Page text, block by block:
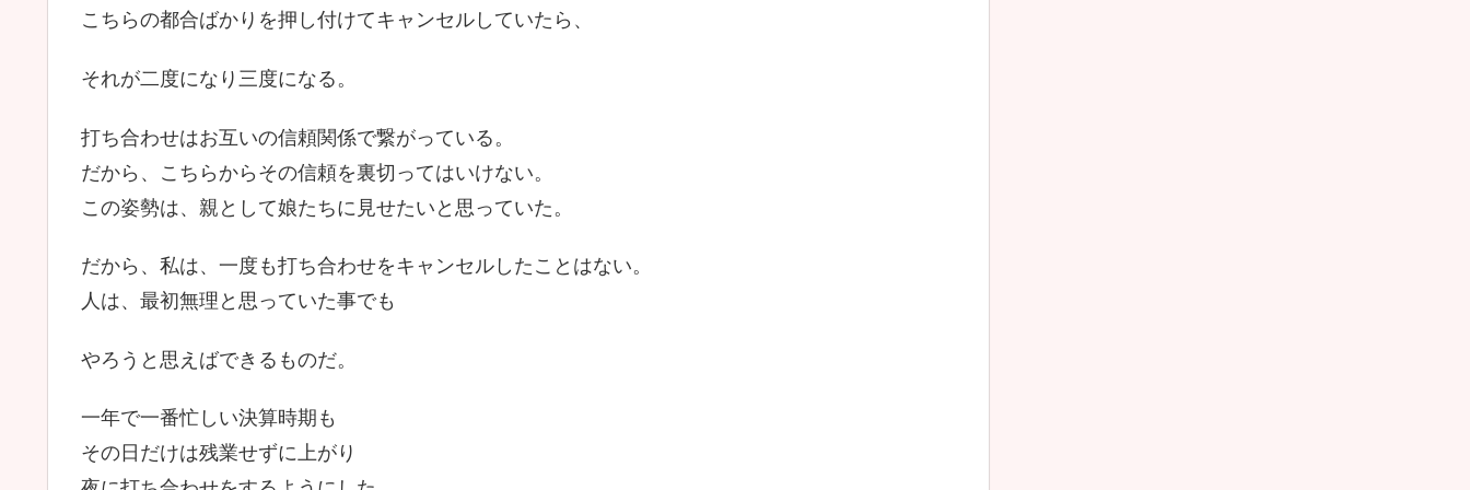
こちらの都合ばかりを押し付けてキャンセルしていたら、
それが二度になり三度になる。
打ち合わせはお互いの信頼関係で繋がっている。
だから、こちらからその信頼を裏切ってはいけない。
この姿勢は、親として娘たちに見せたいと思っていた。
だから、私は、一度も打ち合わせをキャンセルしたことはない。
人は、最初無理と思っていた事でも
やろうと思えばできるものだ。
一年で一番忙しい決算時期も
その日だけは残業せずに上がり